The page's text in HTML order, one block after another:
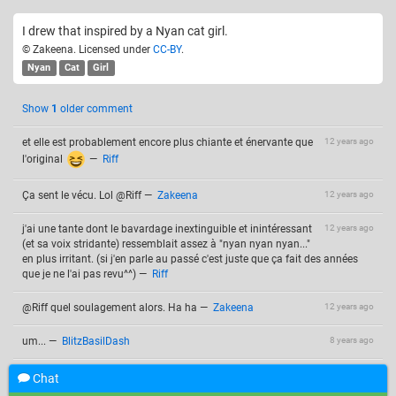
I drew that inspired by a Nyan cat girl.
© Zakeena. Licensed under CC-BY.
Nyan Cat Girl
Show 1 older comment
12 years ago
et elle est probablement encore plus chiante et énervante que
l'original
— Riff
12 years ago
Ça sent le vécu. Lol @Riff— Zakeena
12 years ago
j'ai une tante dont le bavardage inextinguible et inintéressant
(et sa voix stridante) ressemblait assez à "nyan nyan nyan..."
en plus irritant. (si j'en parle au passé c'est juste que ça fait des années
que je ne l'ai pas revu^^) — Riff
12 years ago
@Riff quel soulagement alors. Ha ha — Zakeena
8 years ago
um... — BlitzBasilDash
Chat